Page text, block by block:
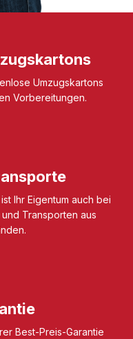
Umzugskartons
Vorbereitungen.
Ihr Eigentum auch bei
Transporten aus
Best-Preis-Garantie